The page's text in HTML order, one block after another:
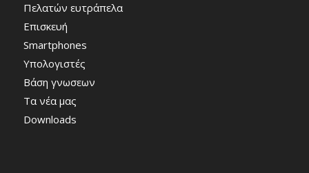
Πελατών ευτράπελα
Επισκευή
Smartphones
Υπολογιστές
Bάση γνωσεων
Τα νέα μας
Downloads